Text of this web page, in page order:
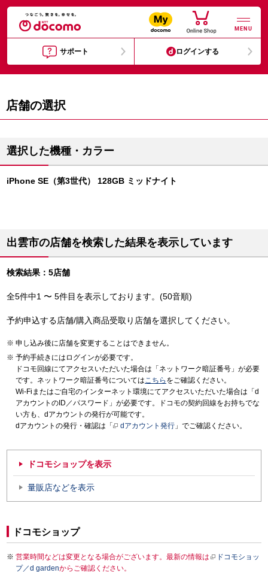
MENU
サポート ログインする
店舗の選択
選択した機種・カラー
iPhone SE（第3世代） 128GB ミッドナイト
出雲市の店舗を検索した結果を表示しています
検索結果：5店舗
全5件中1 〜 5件目を表示しております。(50音順)
予約申込する店舗/購入商品受取り店舗を選択してください。
申し込み後に店舗を変更することはできません。
予約手続きにはログインが必要です。
ドコモ回線にてアクセスいただいた場合は「ネットワーク暗証番号」が必要
です。ネットワーク暗証番号についてはこちら をご確認ください。
Wi-Fiまたはご自宅のインターネット環境にてアクセスいただいた場合は「d
アカウントのID／パスワード」が必要です。ドコモの契約回線をお持ちでな
い方も、dアカウントの発行が可能です。
dアカウントの発行・確認は「
dアカウント発行 」でご確認ください。
ドコモショップを表示
量販店などを表示
ドコモショップ
営業時間などは変更となる場合がございます。最新の情報は
ドコモショッ
プ／d gardenからご確認ください。